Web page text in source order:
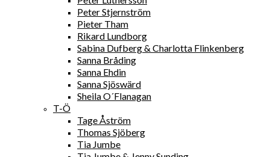
Peter Stjernström
Pieter Tham
Rikard Lundborg
Sabina Dufberg & Charlotta Flinkenberg
Sanna Bråding
Sanna Ehdin
Sanna Sjöswärd
Sheila O´Flanagan
T-Ö
Tage Åström
Thomas Sjöberg
Tia Jumbe